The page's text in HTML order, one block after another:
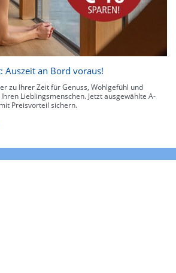
Auszeit an Bord voraus!
zu Ihrer Zeit für Genuss, Wohlgefühl und
Lieblingsmenschen. Jetzt ausgewählte A-
Preisvorteil sichern.